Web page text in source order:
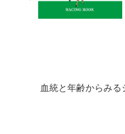
血統と年齢からみ